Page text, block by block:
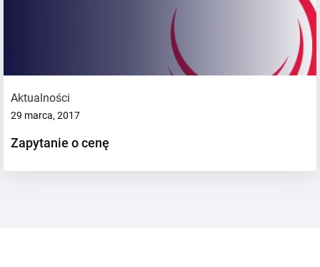
Aktualności
29 marca, 2017
Zapytanie o cenę